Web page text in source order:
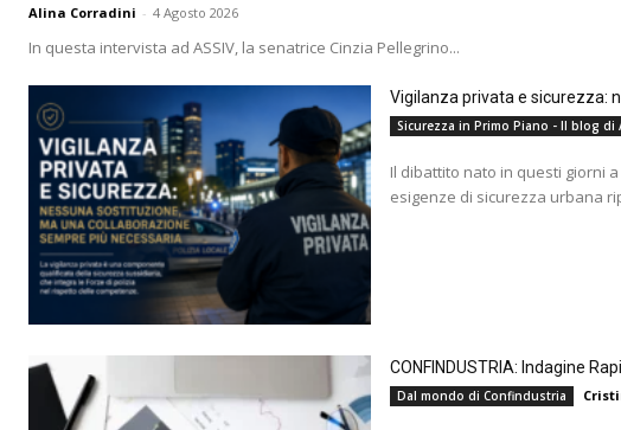
Alina Corradini - 4 Agosto 2026
In questa intervista ad ASSIV, la senatrice Cinzia Pellegrino...
Vigilanza privata e sicurezza:
Sicurezza in Primo Piano - Il blog di
Il dibattito nato in questi giorni
esigenze di sicurezza urbana
CONFINDUSTRIA: Indagine
Dal mondo di Confindustria